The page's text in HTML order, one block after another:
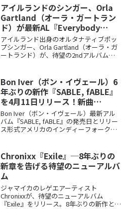
アイルランドのシンガー、Orla
Gartland（オーラ・ガートラン
ド）が最新AL『Everybody
Needs a Hero』をリリース！
アイルランド出身のオルタナティブポッ
プシンガー、Orla Gartland（オーラ・ガ
ートランド）が、待望の2ndアルバム
ースされ話題となっ...
Bon Iver（ボン・イヴェール）6
年ぶりの新作『SABLE, fABLE』
を4月11日リリース！新曲
「Everything Is Peaceful
Love」も発表
Bon Iver（ボン・イヴェール）最新アル
バム『SABLE, fABLE』の発売日とリリー
ス形式アメリカのインディーフォークプ
『SABLE, fABLE』を20...
Chronixx『Exile』─8年ぶりの
新章を告げる待望のニューアルバ
ム
ジャマイカのレゲエアーティスト
Chronixxが、待望のニューアルバム
『Exile』をリリース。8年ぶりの新作とし